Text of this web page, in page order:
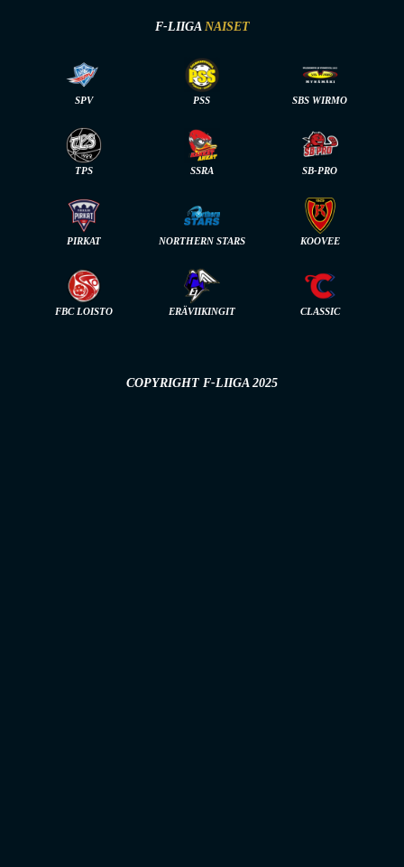
F-LIIGA NAISET
SPV PSS SBS WIRMO
TPS SSRA SB-PRO
PIRKAT NORTHERN STARS KOOVEE
FBC LOISTO ERÄVIIKINGIT CLASSIC
COPYRIGHT F-LIIGA 2025